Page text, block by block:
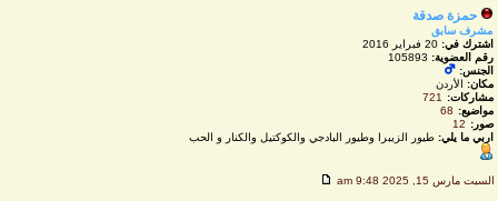
حمزة صدقة
مشرف سابق
اشترك في:20 فبراير 2016
رقم العضوية:105893
الجنس:
مكان:الأردن
مشاركات:
721
مواضيع:
68
صور:
12
اربي ما يلي:طيور الزيبرا وطيور البادجي والكوكتيل والكنار و الحب
السبت مارس 15, 2025 9:48 am